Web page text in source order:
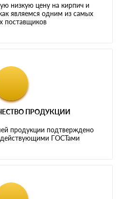
низкую цену на кирпич и
являемся одним из самых
поставщиков
ПРОДУКЦИИ
продукции подтверждено
ГОСТами